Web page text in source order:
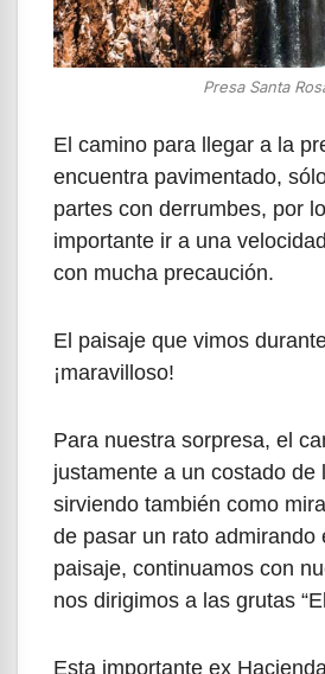
Presa Santa
El camino para llegar a la
encuentra pavimentado,
partes con derrumbes, por
importante ir a una
con mucha precaución.
El paisaje que vimos
¡maravilloso!
Para nuestra sorpresa, el
justamente a un costado de
sirviendo también como
de pasar un rato admirando
paisaje, continuamos con
nos dirigimos a las grutas
Esta importante ex